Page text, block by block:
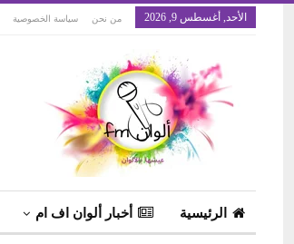
الأحد, أغسطس 9, 2026 من نحن سياسة الخصوصية
الرئيسية أخبار ألوان اف ام